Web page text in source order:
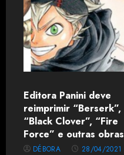
Editora Panini deve
reimprimir “Berserk”,
“Black Clover”, “Fire
Force” e outras obras
DÉBORA 28/04/2021